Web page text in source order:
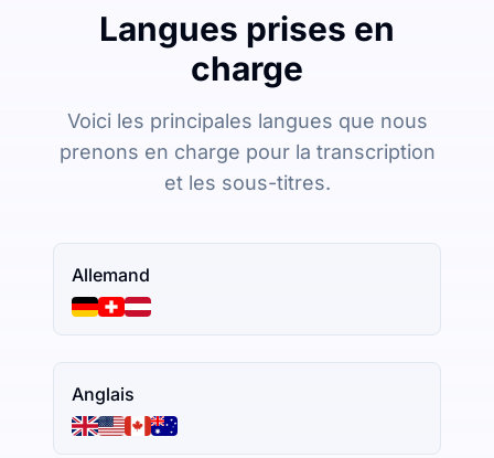
Langues prises en
charge
Voici les principales langues que nous
prenons en charge pour la transcription
et les sous-titres.
Allemand
Anglais